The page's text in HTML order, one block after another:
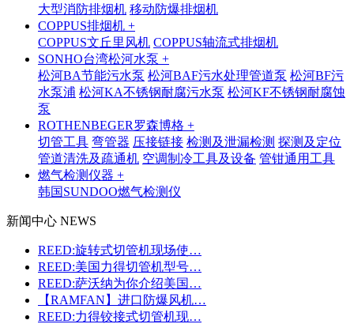
大型消防排烟机 移动防爆排烟机
COPPUS排烟机 +
COPPUS文丘里风机 COPPUS轴流式排烟机
SONHO台湾松河水泵 +
松河BA节能污水泵 松河BAF污水处理管道泵 松河BF污
水泵浦 松河KA不锈钢耐腐污水泵 松河KF不锈钢耐腐蚀
泵
ROTHENBEGER罗森博格 +
切管工具 弯管器 压接链接 检测及泄漏检测 探测及定位
管道清洗及疏通机 空调制冷工具及设备 管钳通用工具
燃气检测仪器 +
韩国SUNDOO燃气检测仪
新闻中心 NEWS
REED:旋转式切管机现场使…
REED:美国力得切管机型号…
REED:萨沃纳为你介绍美国…
【RAMFAN】进口防爆风机…
REED:力得铰接式切管机现…